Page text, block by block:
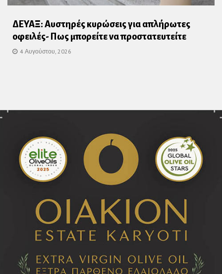
ΔΕΥΑΞ: Αυστηρές κυρώσεις για απλήρωτες
οφειλές- Πως μπορείτε να προστατευτείτε
4 Αυγούστου, 2026